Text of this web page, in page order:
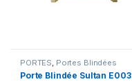
PORTES, Portes Blindées
Porte Blindée Sultan E003